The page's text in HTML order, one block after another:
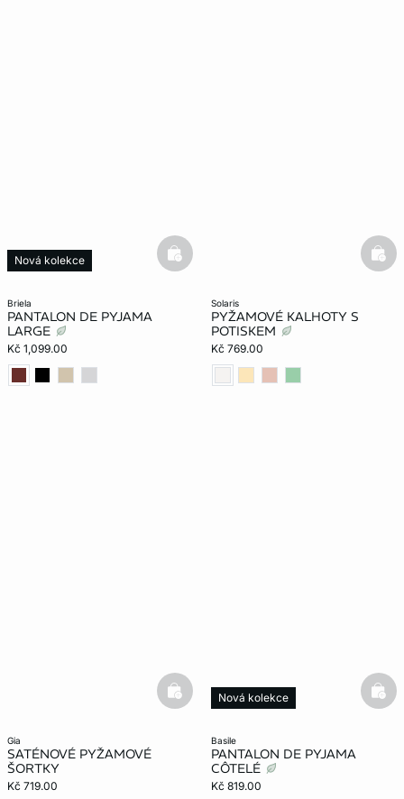
briela
PANTALON DE PYJAMA
LARGE
Kč 1,099.00
Nová kolekce basketfull
solaris
PYŽAMOVÉ KALHOTY S
POTISKEM
Kč 769.00
gia
SATÉNOVÉ PYŽAMOVÉ
ŠORTKY
Kč 719.00
basketfull
basile
PANTALON DE PYJAMA
CÔTELÉ
Kč 819.00
Nová kolekce